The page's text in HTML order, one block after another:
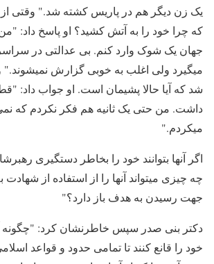
یک زن دیگر هم در پاریس کشته شد." وقتی
که چرا خود را به آتش کشید؟ او پاسخ داد:
جهان یک شوک وارد کنم. بی عدالتی در
میگیرد ولی اغلب به خوبی گزارش نمیشوند."
شد که آیا حالا پشیمان است. او جواب داد:
داشت. من حتی یک ثانیه هم فکر نکردم که
میکردم."
اگر آنها بتوانند خود را بخاطر دستگیری
چه چیزی میتواند آنها را از استفاده از
جهت رسیدن به هدف باز دارد؟"
دکتر بنی صدر سپس خاطرنشان کرد: "چگونه
خود را قانع کنند تا تمامی حدود و قواعد